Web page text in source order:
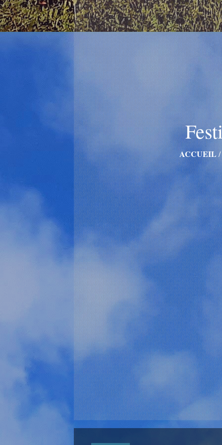
ACCUEIL/